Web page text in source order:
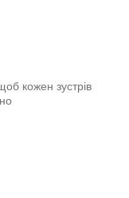
кожен зустрів